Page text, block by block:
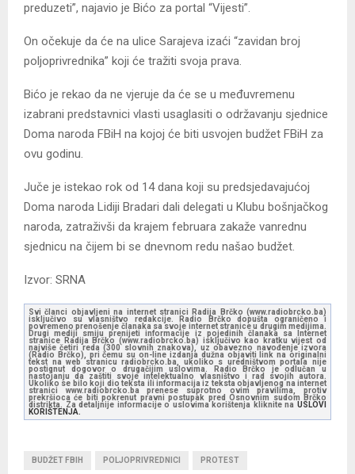
preduzeti”, najavio je Bićo za portal “Vijesti”.
On očekuje da će na ulice Sarajeva izaći “zavidan broj
poljoprivrednika” koji će tražiti svoja prava.
Bićo je rekao da ne vjeruje da će se u međuvremenu
izabrani predstavnici vlasti usaglasiti o održavanju sjednice
Doma naroda FBiH na kojoj će biti usvojen budžet FBiH za
ovu godinu.
Juče je istekao rok od 14 dana koji su predsjedavajućoj
Doma naroda Lidiji Bradari dali delegati u Klubu bošnjačkog
naroda, zatraživši da krajem februara zakaže vanrednu
sjednicu na čijem bi se dnevnom redu našao budžet.
Izvor: SRNA
Svi članci objavljeni na internet stranici Radija Brčko (www.radiobrcko.ba)
isključivo su vlasništvo redakcije. Radio Brčko dopušta ograničeno i
povremeno prenošenje članaka sa svoje internet stranice u drugim medijima.
Drugi mediji smiju prenijeti informacije iz pojedinih članaka sa Internet
stranice Radija Brčko (www.radiobrcko.ba) isključivo kao kratku vijest od
najviše četiri reda (300 slovnih znakova), uz obavezno navođenje izvora
(Radio Brčko), pri čemu su on-line izdanja dužna objaviti link na originalni
tekst na web stranicu radiobrcko.ba, ukoliko s uredništvom portala nije
postignut dogovor o drugačijim uslovima. Radio Brčko je odlučan u
nastojanju da zaštiti svoje intelektualno vlasništvo i rad svojih autora.
Ukoliko se bilo koji dio teksta ili informacija iz teksta objavljenog na internet
stranici www.radiobrcko.ba prenese suprotno ovim pravilima, protiv
prekršioca će biti pokrenut pravni postupak pred Osnovnim sudom Brčko
distrikta. Za detaljnije informacije o uslovima korištenja kliknite na USLOVI
KORIŠTENJA.
BUDŽET FBIH POLJOPRIVREDNICI PROTEST